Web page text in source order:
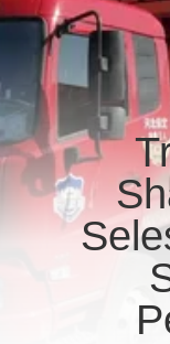
KONTROL
KUALITAS
HUBUNGI
KAMI